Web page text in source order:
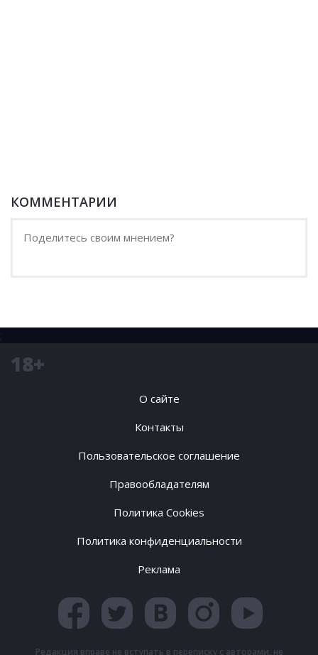
КОММЕНТАРИИ
;
18+
О сайте
Контакты
Пользовательское соглашение
Правообладателям
Политика Cookies
Политика конфиденциальности
Реклама
Редакция вправе не вступать в переписку с авторами, не